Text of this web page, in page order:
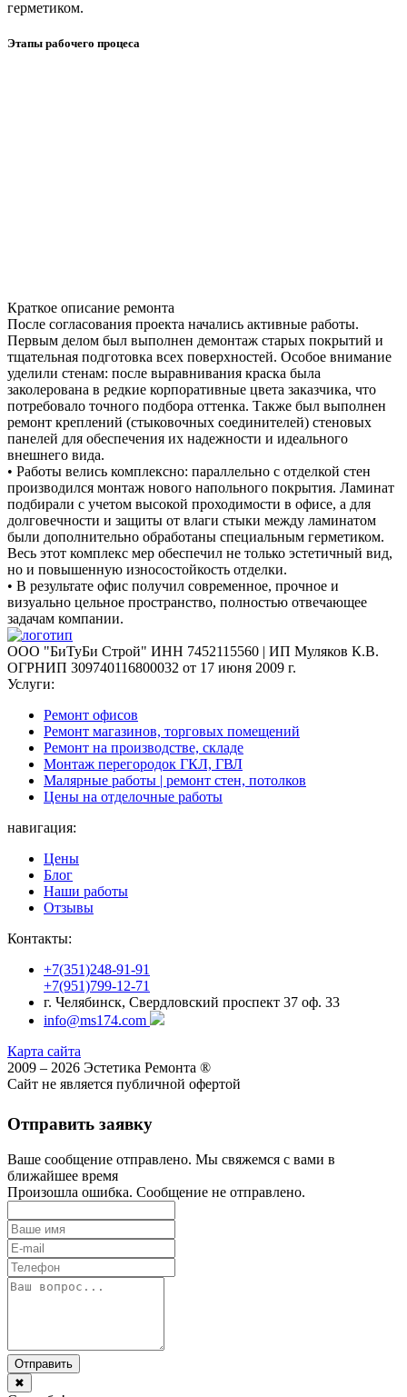
герметиком.
Этапы рабочего процеса
Краткое описание ремонта
После согласования проекта начались активные работы.
Первым делом был выполнен демонтаж старых покрытий и
тщательная подготовка всех поверхностей. Особое внимание
уделили стенам: после выравнивания краска была
заколерована в редкие корпоративные цвета заказчика, что
потребовало точного подбора оттенка. Также был выполнен
ремонт креплений (стыковочных соединителей) стеновых
панелей для обеспечения их надежности и идеального
внешнего вида.
• Работы велись комплексно: параллельно с отделкой стен
производился монтаж нового напольного покрытия. Ламинат
подбирали с учетом высокой проходимости в офисе, а для
долговечности и защиты от влаги стыки между ламинатом
были дополнительно обработаны специальным герметиком.
Весь этот комплекс мер обеспечил не только эстетичный вид,
но и повышенную износостойкость отделки.
• В результате офис получил современное, прочное и
визуально цельное пространство, полностью отвечающее
задачам компании.
ООО "БиТуБи Строй" ИНН 7452115560 | ИП Муляков К.В.
ОГРНИП 309740116800032 от 17 июня 2009 г.
Услуги:
Ремонт офисов
Ремонт магазинов, торговых помещений
Ремонт на производстве, складе
Монтаж перегородок ГКЛ, ГВЛ
Малярные работы | ремонт стен, потолков
Цены на отделочные работы
навигация:
Цены
Блог
Наши работы
Отзывы
Контакты:
+7(351)248-91-91
+7(951)799-12-71
г. Челябинск, Свердловский проспект 37 оф. 33
info@ms174.com
Карта сайта
2009 – 2026 Эстетика Ремонта ®
Сайт не является публичной офертой
Отправить заявку
Ваше сообщение отправлено. Мы свяжемся с вами в
ближайшее время
Произошла ошибка. Сообщение не отправлено.
Отправить
✖